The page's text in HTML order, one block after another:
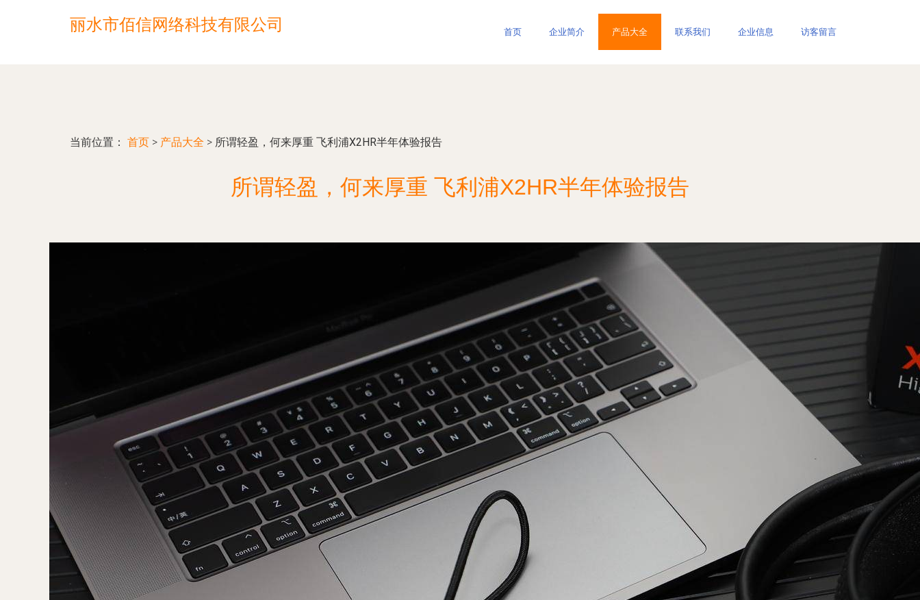
丽水市佰信网络科技有限公司 首页 企业简介 产品大全 联系我们 企业信息 访客留言
当前位置： 首页 > 产品大全 > 所谓轻盈，何来厚重 飞利浦X2HR半年体验报告
所谓轻盈，何来厚重 飞利浦X2HR半年体验报告